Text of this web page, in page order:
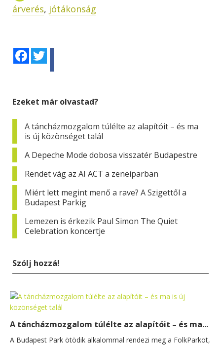
árverés, jótákonság
Facebook
Ezeket már olvastad?
A táncházmozgalom túlélte az alapítóit – és ma
is új közönséget talál
A Depeche Mode dobosa visszatér Budapestre
Rendet vág az AI ACT a zeneiparban
Miért lett megint menő a rave? A Szigettől a
Budapest Parkig
Lemezen is érkezik Paul Simon The Quiet
Celebration koncertje
Szólj hozzá!
A táncházmozgalom túlélte az alapítóit – és ma...
A Budapest Park ötödik alkalommal rendezi meg a FolkParkot,